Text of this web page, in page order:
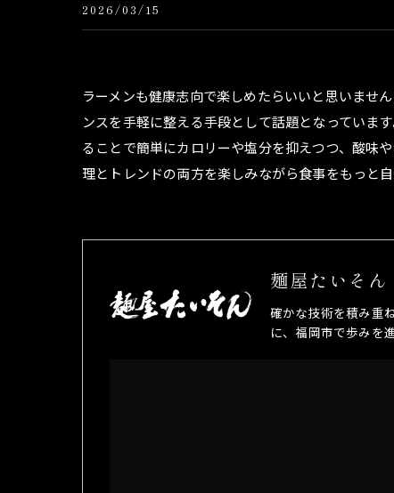
2026/03/15
ラーメンも健康志向で楽しめたらいいと思いませ
ンスを手軽に整える手段として話題となっていま
ることで簡単にカロリーや塩分を抑えつつ、酸味
理とトレンドの両方を楽しみながら食事をもっと
麺屋たいそん
確かな技術を積み重
に、福岡市で歩みを